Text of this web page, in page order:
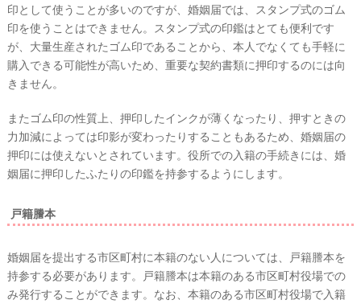
印として使うことが多いのですが、婚姻届では、スタンプ式のゴム
印を使うことはできません。スタンプ式の印鑑はとても便利です
が、大量生産されたゴム印であることから、本人でなくても手軽に
購入できる可能性が高いため、重要な契約書類に押印するのには向
きません。
またゴム印の性質上、押印したインクが薄くなったり、押すときの
力加減によっては印影が変わったりすることもあるため、婚姻届の
押印には使えないとされています。役所での入籍の手続きには、婚
姻届に押印したふたりの印鑑を持参するようにします。
戸籍謄本
婚姻届を提出する市区町村に本籍のない人については、戸籍謄本を
持参する必要があります。戸籍謄本は本籍のある市区町村役場での
み発行することができます。なお、本籍のある市区町村役場で入籍